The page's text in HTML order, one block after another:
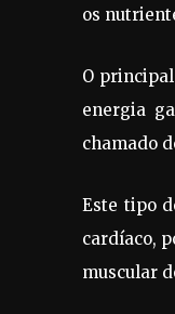
os
O
energia
chamado
Este tipo
cardíaco,
muscular